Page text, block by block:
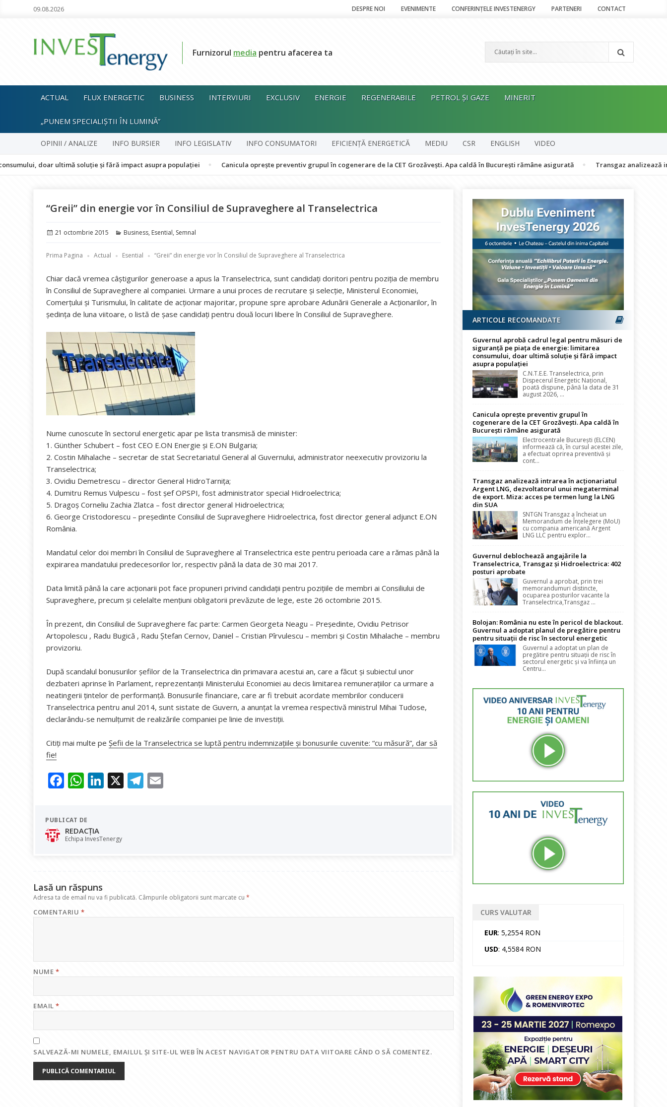
09.08.2026 DESPRE NOI EVENIMENTE CONFERINȚELE INVESTENERGY PARTENERI CONTACT
Furnizorul media pentru afacerea ta
ACTUAL FLUX ENERGETIC BUSINESS INTERVIURI EXCLUSIV ENERGIE REGENERABILE PETROL ȘI GAZE MINERIT
„PUNEM SPECIALIȘTII ÎN LUMINĂ”
OPINII / ANALIZE INFO BURSIER INFO LEGISLATIV INFO CONSUMATORI EFICIENȚĂ ENERGETICĂ MEDIU CSR ENGLISH VIDEO
ultimă soluție și fără impact asupra populației Canicula oprește preventiv grupul în cogenerare de la CET Grozăvești. Apa caldă în București rămâne asigurată Transgaz analizează intrarea
“Greii” din energie vor în Consiliul de Supraveghere al Transelectrica
Publicat
21 octombrie 2015 Categorii
Business, Esential, Semnal
Prima Pagina Actual Esential “Greii” din energie vor în Consiliul de Supraveghere al Transelectrica
Chiar dacă vremea câștigurilor generoase a apus la Transelectrica, sunt candidați doritori pentru poziția de membru
în Consiliul de Supraveghere al companiei. Urmare a unui proces de recrutare și selecție, Ministerul Economiei,
Comerțului și Turismului, în calitate de acționar majoritar, propune spre aprobare Adunării Generale a Acționarilor, în
ședința de luna viitoare, o listă de șase candidați pentru două locuri libere în Consiliul de Supraveghere.
Nume cunoscute în sectorul energetic apar pe lista transmisă de minister:
1. Günther Schubert – fost CEO E.ON Energie și E.ON Bulgaria;
2. Costin Mihalache – secretar de stat Secretariatul General al Guvernului, administrator neexecutiv provizoriu la
Transelectrica;
3. Ovidiu Demetrescu – director General HidroTarnița;
4. Dumitru Remus Vulpescu – fost șef OPSPI, fost administrator special Hidroelectrica;
5. Dragoș Corneliu Zachia Zlatca – fost director general Hidroelectrica;
6. George Cristodorescu – președinte Consiliul de Supraveghere Hidroelectrica, fost director general adjunct E.ON
România.
Mandatul celor doi membri în Consiliul de Supraveghere al Transelectrica este pentru perioada care a rămas până la
expirarea mandatului predecesorilor lor, respectiv până la data de 30 mai 2017.
Data limită până la care acționarii pot face propuneri privind candidaţii pentru pozițiile de membri ai Consiliului de
Supraveghere, precum și celelalte mențiuni obligatorii prevăzute de lege, este 26 octombrie 2015.
În prezent, din Consiliul de Supraveghere fac parte: Carmen Georgeta Neagu – Președinte, Ovidiu Petrisor
Artopolescu , Radu Bugică , Radu Ștefan Cernov, Daniel – Cristian Pîrvulescu – membri și Costin Mihalache – membru
provizoriu.
După scandalul bonusurilor șefilor de la Transelectrica din primavara acestui an, care a făcut și subiectul unor
dezbateri aprinse în Parlament, reprezentanții Ministerului Economiei au decis limitarea remunerațiilor ca urmare a
neatingerii țintelor de performanță. Bonusurile financiare, care ar fi trebuit acordate membrilor conducerii
Transelectrica pentru anul 2014, sunt sistate de Guvern, a anunțat la vremea respectivă ministrul Mihai Tudose,
declarându-se nemulțumit de realizările companiei pe linie de investiții.
Citiți mai multe peȘefii de la Transelectrica se luptă pentru indemnizațiile și bonusurile cuvenite: “cu măsură”, dar să
fie!
F
e
b
o
W
at
s
A
Li
dI
X T
PUBLICAT DE
REDACȚIA
Echipa InvesTenergy
Lasă un răspuns
Adresa ta de email nu va fi publicată. Câmpurile obligatorii sunt marcate cu*
COMENTARIU *
NUME *
EMAIL*
SALVEAZĂ-MI NUMELE, EMAILUL ȘI SITE-UL WEB ÎN ACEST NAVIGATOR PENTRU DATA VIITOARE CÂND O SĂ COMENTEZ.
ARTICOLE RECOMANDATE
Guvernul aprobă cadrul legal pentru măsuri de
siguranță pe piața de energie: limitarea
consumului, doar ultimă soluție și fără impact
asupra populației
C.N.T.E.E. Transelectrica, prin
Dispecerul Energetic Național,
poată dispune, până la data de 31
august 2026, ...
Canicula oprește preventiv grupul în
cogenerare de la CET Grozăvești. Apa caldă în
București rămâne asigurată
Electrocentrale București (ELCEN)
informează că, în cursul acestei zile,
a efectuat oprirea preventivă și
cont...
Transgaz analizează intrarea în acționariatul
Argent LNG, dezvoltatorul unui megaterminal
de export. Miza: acces pe termen lung la LNG
din SUA
SNTGN Transgaz a încheiat un
Memorandum de Înțelegere (MoU)
cu compania americană Argent
LNG LLC pentru explor...
Guvernul deblochează angajările la
Transelectrica, Transgaz și Hidroelectrica: 402
posturi aprobate
Guvernul a aprobat, prin trei
memorandumuri distincte,
ocuparea posturilor vacante la
Transelectrica,Transgaz ...
Bolojan: România nu este în pericol de blackout.
Guvernul a adoptat planul de pregătire pentru
pentru situații de risc în sectorul energetic
Guvernul a adoptat un plan de
pregătire pentru situații de risc în
sectorul energetic și va înființa un
Centru...
CURS VALUTAR
EUR: 5,2554 RON
USD: 4,5584 RON